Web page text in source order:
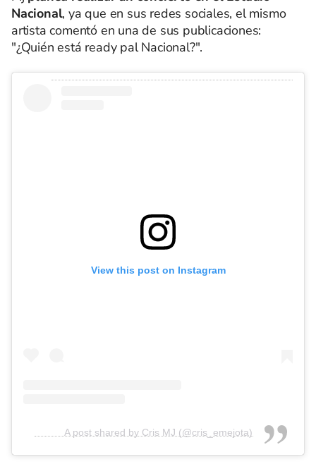
Nacional, ya que en sus redes sociales, el mismo
artista comentó en una de sus publicaciones:
"¿Quién está ready pal Nacional?".
View this post on Instagram
A post shared by Cris MJ (@cris_emejota)